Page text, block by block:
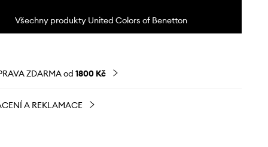
Všechny produkty United Colors of Benetton
ZDARMA od 1800 Kč
A REKLAMACE